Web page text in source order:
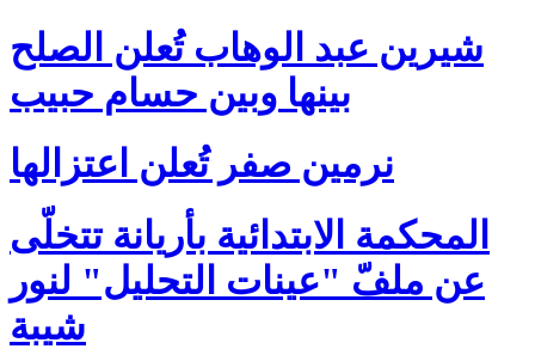
شيرين عبد الوهاب تُعلن الصلح
بينها وبين حسام حبيب
نرمين صفر تُعلن اعتزالها
المحكمة الابتدائية بأريانة تتخلّى
عن ملفّ "عينات التحليل" لنور
شيبة